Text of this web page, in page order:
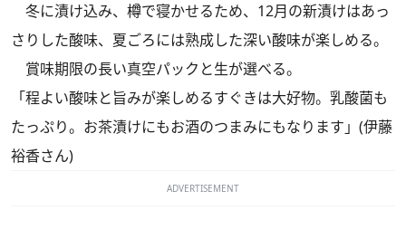
冬に漬け込み、樽で寝かせるため、12月の新漬けはあっ
さりした酸味、夏ごろには熟成した深い酸味が楽しめる。
賞味期限の長い真空パックと生が選べる。
「程よい酸味と旨みが楽しめるすぐきは大好物。乳酸菌も
たっぷり。お茶漬けにもお酒のつまみにもなります」(伊藤
裕香さん)
ADVERTISEMENT